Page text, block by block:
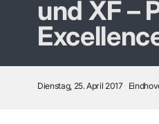
und XF –
Dienstag, 25. April 2017